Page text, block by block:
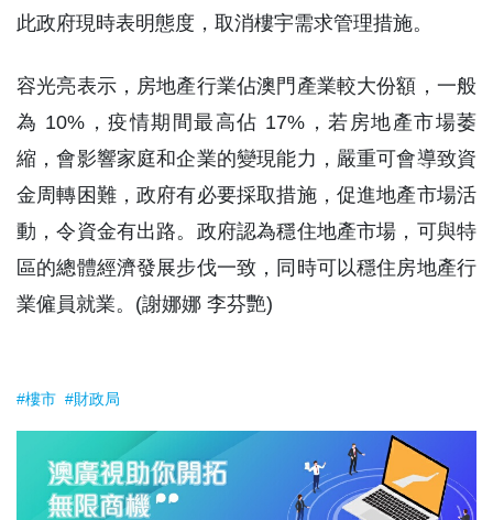
此政府現時表明態度，取消樓宇需求管理措施。
容光亮表示，房地產行業佔澳門產業較大份額，一般
為 10%，疫情期間最高佔 17%，若房地產市場萎
縮，會影響家庭和企業的變現能力，嚴重可會導致資
金周轉困難，政府有必要採取措施，促進地產市場活
動，令資金有出路。政府認為穩住地產市場，可與特
區的總體經濟發展步伐一致，同時可以穩住房地產行
業僱員就業。(謝娜娜 李芬艷)
#樓市 #財政局